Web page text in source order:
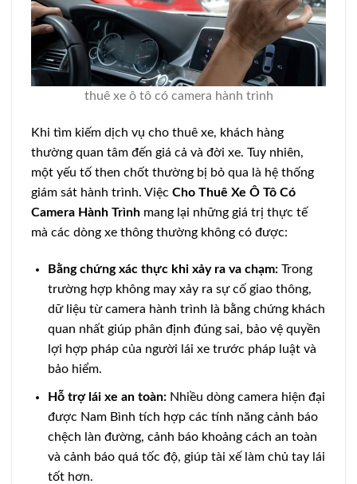
thuê xe ô tô có camera hành trình
Khi tìm kiếm dịch vụ cho thuê xe, khách hàng
thường quan tâm đến giá cả và đời xe. Tuy nhiên,
một yếu tố then chốt thường bị bỏ qua là hệ thống
giám sát hành trình. Việc Cho Thuê Xe Ô Tô Có
Camera Hành Trình mang lại những giá trị thực tế
mà các dòng xe thông thường không có được:
Bằng chứng xác thực khi xảy ra va chạm:Trong
trường hợp không may xảy ra sự cố giao thông,
dữ liệu từ camera hành trình là bằng chứng khách
quan nhất giúp phân định đúng sai, bảo vệ quyền
lợi hợp pháp của người lái xe trước pháp luật và
bảo hiểm.
Hỗ trợ lái xe an toàn:Nhiều dòng camera hiện đại
được Nam Bình tích hợp các tính năng cảnh báo
chệch làn đường, cảnh báo khoảng cách an toàn
và cảnh báo quá tốc độ, giúp tài xế làm chủ tay lái
tốt hơn.